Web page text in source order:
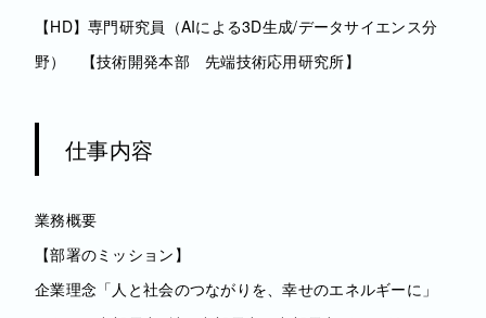
【HD】専門研究員（AIによる3D生成/データサイエンス分
野） 【技術開発本部 先端技術応用研究所】
仕事内容
業務概要
【部署のミッション】
企業理念「人と社会のつながりを、幸せのエネルギーに」